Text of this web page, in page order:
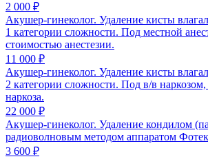
2 000 ₽
Акушер-гинеколог. Удаление кисты
1 категории сложности. Под местной
стоимостью анестезии.
11 000 ₽
Акушер-гинеколог. Удаление кисты
2 категории сложности. Под в/в наркозом,
наркоза.
22 000 ₽
Акушер-гинеколог. Удаление кондилом
радиоволновым методом аппаратом
3 600 ₽